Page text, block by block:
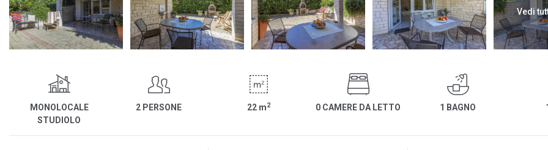
Vedi
MONOLOCALE
STUDIOLO
2 PERSONE 22 m2 0 CAMERE DA LETTO 1 BAGNO